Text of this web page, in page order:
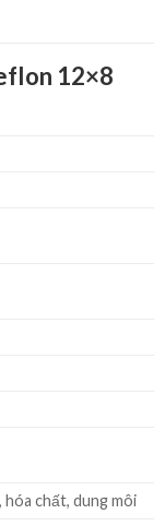
12×8
hóa chất, dung môi